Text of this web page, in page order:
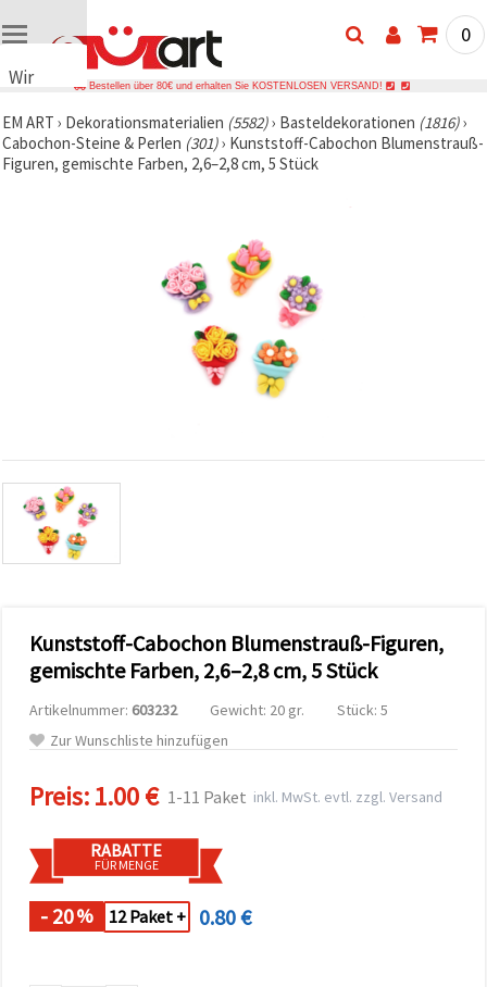
Wir
Cookies
🍪 Wir
verwenden
Datenverkehr
analysieren
sowie
relevantere
Unterstützung
Partner für
und
Sie können
Cookies
akzeptieren,
oder Ihre
Auswahl in
individuell
festlegen.
0
Bestellen über 80€ und erhalten Sie KOSTENLOSEN VERSAND!
EM ART › Dekorationsmaterialien (5582)› Basteldekorationen (1816)›
Cabochon-Steine & Perlen (301)› Kunststoff-Cabochon Blumenstrauß-
Figuren, gemischte Farben, 2,6–2,8 cm, 5 Stück
Kunststoff-Cabochon Blumenstrauß-Figuren,
gemischte Farben, 2,6–2,8 cm, 5 Stück
Artikelnummer: 603232 Gewicht: 20 gr.
Stück: 5
Zur Wunschliste hinzufügen
Preis:1.00 € 1-11 Paket inkl. MwSt. evtl. zzgl. Versand
RABATTE
FÜR MENGE
- 20% 12 Paket + 0.80 €